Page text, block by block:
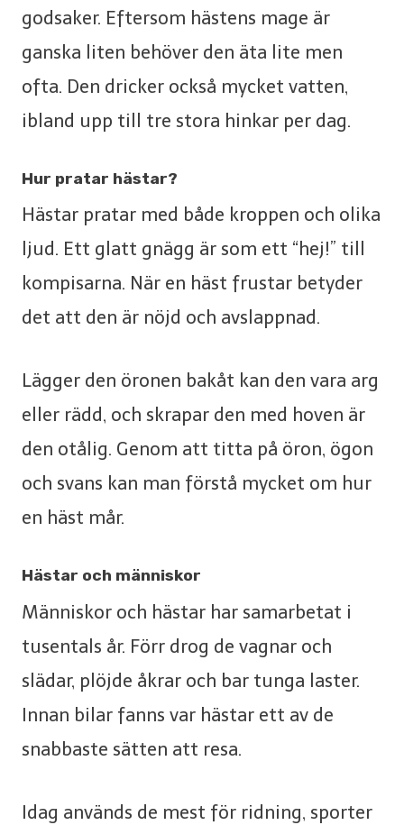
godsaker. Eftersom hästens mage är
ganska liten behöver den äta lite men
ofta. Den dricker också mycket vatten,
ibland upp till tre stora hinkar per dag.
Hur pratar hästar?
Hästar pratar med både kroppen och olika
ljud. Ett glatt gnägg är som ett “hej!” till
kompisarna. När en häst frustar betyder
det att den är nöjd och avslappnad.
Lägger den öronen bakåt kan den vara arg
eller rädd, och skrapar den med hoven är
den otålig. Genom att titta på öron, ögon
och svans kan man förstå mycket om hur
en häst mår.
Hästar och människor
Människor och hästar har samarbetat i
tusentals år. Förr drog de vagnar och
slädar, plöjde åkrar och bar tunga laster.
Innan bilar fanns var hästar ett av de
snabbaste sätten att resa.
Idag används de mest för ridning, sporter